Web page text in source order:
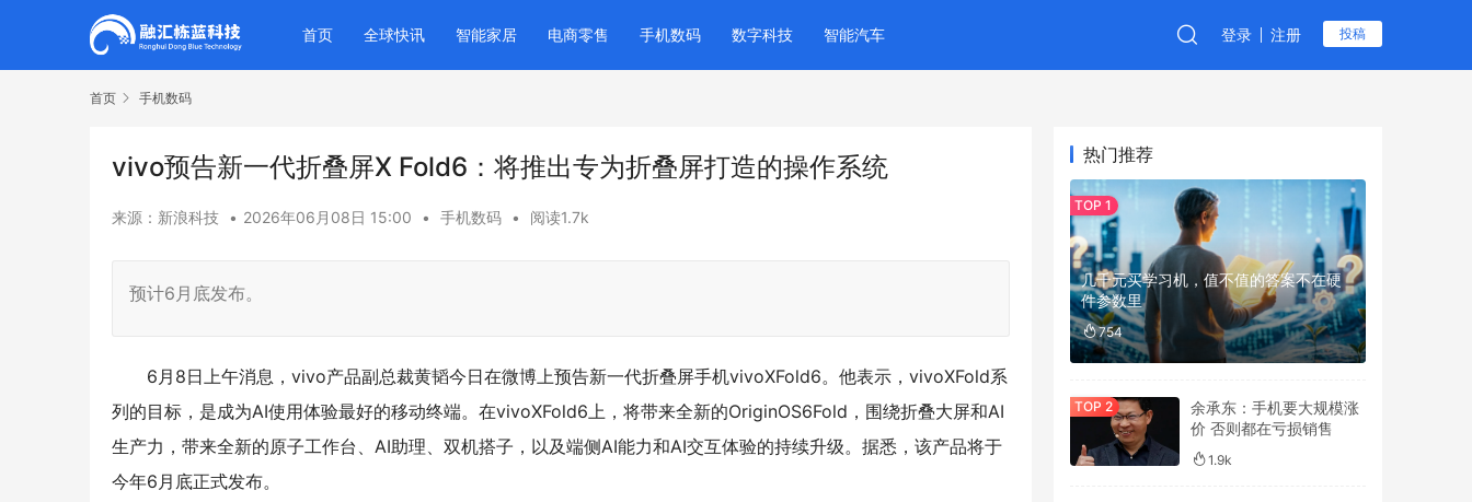
首页 全球快讯 智能家居 电商零售 手机数码 数字科技 智能汽车 登录 注册 投稿
首页 手机数码
vivo预告新一代折叠屏X Fold6：将推出专为折叠屏打造的操作系统
来源：新浪科技 • 2026年06月08日 15:00 • 手机数码 • 阅读1.7k
预计6月底发布。
6月8日上午消息，vivo产品副总裁黄韬今日在微博上预告新一代折叠屏手机vivoXFold6。他表示，vivoXFold系
列的目标，是成为AI使用体验最好的移动终端。在vivoXFold6上，将带来全新的OriginOS6Fold，围绕折叠大屏和AI
生产力，带来全新的原子工作台、AI助理、双机搭子，以及端侧AI能力和AI交互体验的持续升级。据悉，该产品将于
今年6月底正式发布。
热门推荐
几千元买学习机，值不值的答案不在硬
件参数里
754
余承东：手机要大规模涨
价 否则都在亏损销售
1.9k